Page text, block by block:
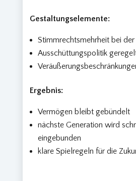
Gestaltungselemente:
Stimmrechtsmehrheit bei
Ausschüttungspolitik
Ergebnis:
Vermögen bleibt gebündelt
nächste Generation wird
eingebunden
klare Spielregeln für die